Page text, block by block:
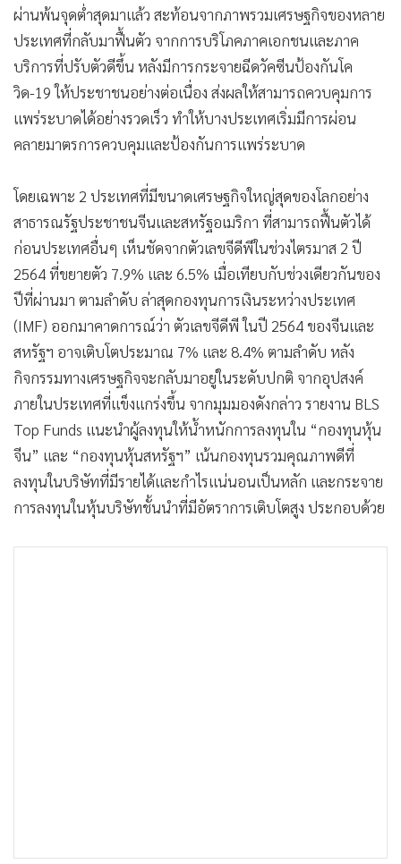
ผ่านพ้นจุดต่ำสุดมาแล้ว สะท้อนจากภาพรวมเศรษฐกิจของหลาย
ประเทศที่กลับมาฟื้นตัว จากการบริโภคภาคเอกชนและภาค
บริการที่ปรับตัวดีขึ้น หลังมีการกระจายฉีดวัคซีนป้องกันโค
วิด-19 ให้ประชาชนอย่างต่อเนื่อง ส่งผลให้สามารถควบคุมการ
แพร่ระบาดได้อย่างรวดเร็ว ทำให้บางประเทศเริ่มมีการผ่อน
คลายมาตรการควบคุมและป้องกันการแพร่ระบาด
โดยเฉพาะ 2 ประเทศที่มีขนาดเศรษฐกิจใหญ่สุดของโลกอย่าง
สาธารณรัฐประชาชนจีนและสหรัฐอเมริกา ที่สามารถฟื้นตัวได้
ก่อนประเทศอื่นๆ เห็นชัดจากตัวเลขจีดีพีในช่วงไตรมาส 2 ปี
2564 ที่ขยายตัว 7.9% และ 6.5% เมื่อเทียบกับช่วงเดียวกันของ
ปีที่ผ่านมา ตามลำดับ ล่าสุดกองทุนการเงินระหว่างประเทศ
(IMF) ออกมาคาดการณ์ว่า ตัวเลขจีดีพี ในปี 2564 ของจีนและ
สหรัฐฯ อาจเติบโตประมาณ 7% และ 8.4% ตามลำดับ หลัง
กิจกรรมทางเศรษฐกิจจะกลับมาอยู่ในระดับปกติ จากอุปสงค์
ภายในประเทศที่แข็งแกร่งขึ้น จากมุมมองดังกล่าว รายงาน BLS
Top Funds แนะนำผู้ลงทุนให้น้ำหนักการลงทุนใน “กองทุนหุ้น
จีน” และ “กองทุนหุ้นสหรัฐฯ” เน้นกองทุนรวมคุณภาพดีที่
ลงทุนในบริษัทที่มีรายได้และกำไรแน่นอนเป็นหลัก และกระจาย
การลงทุนในหุ้นบริษัทชั้นนำที่มีอัตราการเติบโตสูง ประกอบด้วย